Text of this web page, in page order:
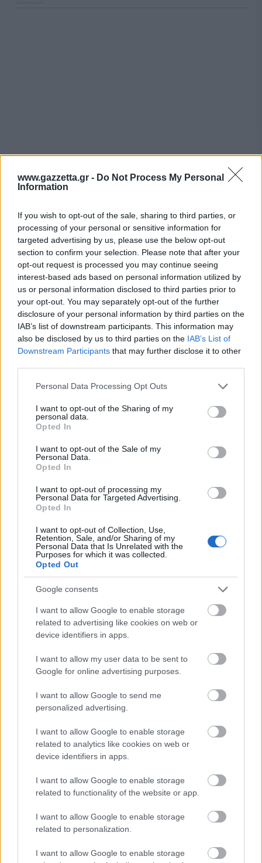
www.gazzetta.gr - Do Not Process My Personal
Information
If you wish to opt-out of the sale, sharing to third parties, or
processing of your personal or sensitive information for
targeted advertising by us, please use the below opt-out
section to confirm your selection. Please note that after your
opt-out request is processed you may continue seeing
interest-based ads based on personal information utilized by
us or personal information disclosed to third parties prior to
your opt-out. You may separately opt-out of the further
disclosure of your personal information by third parties on the
IAB’s list of downstream participants. This information may
also be disclosed by us to third parties on the IAB’s List of
Downstream Participants that may further disclose it to other
Please note that this website/app uses one or more Google
not limited to your visit or usage behaviour. You may click to
grant or deny consent to Google and its third-party tags to
use your data for below specified purposes in below Google
consent section.
Personal Data Processing Opt Outs
I want to opt-out of the Sharing of my
personal data.
Opted In
I want to opt-out of the Sale of my
Personal Data.
Opted In
I want to opt-out of processing my
Personal Data for Targeted Advertising.
Opted In
I want to opt-out of Collection, Use,
Retention, Sale, and/or Sharing of my
Personal Data that Is Unrelated with the
Purposes for which it was collected.
Opted Out
Google consents
I want to allow Google to enable storage
related to advertising like cookies on web or
device identifiers in apps.
I want to allow my user data to be sent to
Google for online advertising purposes.
I want to allow Google to send me
personalized advertising.
I want to allow Google to enable storage
related to analytics like cookies on web or
device identifiers in apps.
I want to allow Google to enable storage
related to functionality of the website or app.
I want to allow Google to enable storage
related to personalization.
I want to allow Google to enable storage
Υπάρχει κρίση στη διαχείριση των
αγώνων;
Το δεύτερο μεγάλο ερώτημα μετατοπίζει το
ενδιαφέρον από τη σέλα της μοτοσικλέτας στα
κέντρα αποφάσεων: Υπάρχει κρίση στη
διαχείριση των αγώνων και στην «αστυνόμευση»
των κανονισμών; Πριν από την ξαφνική βλάβη
στην KTM του Πέδρο Ακόστα, η οποία στάθηκε η
αφορμή για τον τη σύγκρουση με τον Άλεξ
Μάρκεθ και τις αλυσιδωτές συνέπειές της,
άλλες τρεις από τις τέσσερις μοτοσικλέτες του
ίδιου κατασκευαστή είχαν ήδη παρουσιάσει
μηχανικά προβλήματα κατά τη διάρκεια του
διημέρου.
lights out!
@BradBinder_33
lane❌#CatalanGP
pic.twitter.com/
— MotoGP™🏁